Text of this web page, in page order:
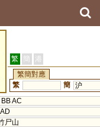
繁 簡 港
繁簡對應
繁
簡 沪
AC
尸山